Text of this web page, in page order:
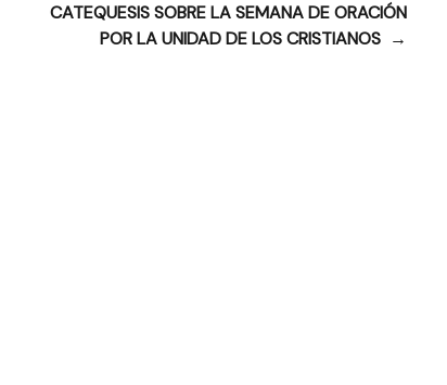
CATEQUESIS SOBRE LA SEMANA DE ORACIÓN
POR LA UNIDAD DE LOS CRISTIANOS →